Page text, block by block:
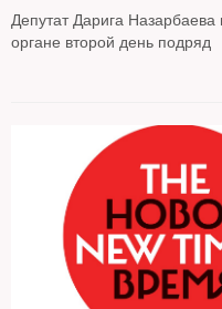
Депутат Дарига
органе второй день подряд